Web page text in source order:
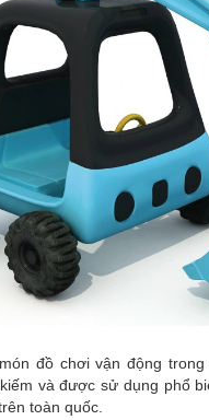
đồ chơi vận động
và được sử dụng phổ
toàn quốc.